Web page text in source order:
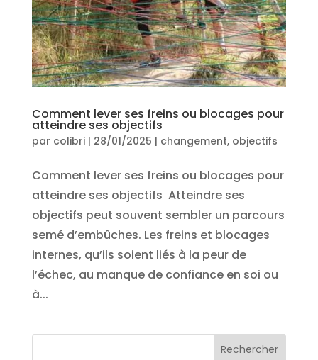
Comment lever ses freins ou blocages pour
atteindre ses objectifs
par colibri| 28/01/2025 | changement, objectifs
Comment lever ses freins ou blocages pour
atteindre ses objectifs Atteindre ses
objectifs peut souvent sembler un parcours
semé d’embûches. Les freins et blocages
internes, qu’ils soient liés à la peur de
l’échec, au manque de confiance en soi ou
à...
Rechercher